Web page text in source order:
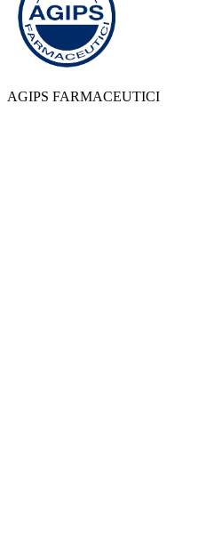
AGIPS FARMACEUTICI